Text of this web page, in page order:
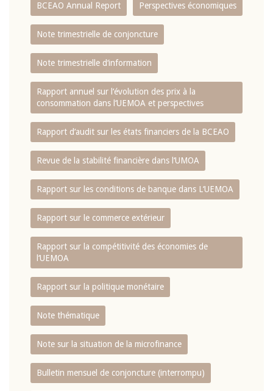
BCEAO Annual Report Perspectives économiques
Note trimestrielle de conjoncture
Note trimestrielle d‘information
Rapport annuel sur l‘évolution des prix à la
consommation dans l‘UEMOA et perspectives
Rapport d‘audit sur les états financiers de la BCEAO
Revue de la stabilité financière dans l‘UMOA
Rapport sur les conditions de banque dans L‘UEMOA
Rapport sur le commerce extérieur
Rapport sur la compétitivité des économies de
l‘UEMOA
Rapport sur la politique monétaire
Note thématique
Note sur la situation de la microfinance
Bulletin mensuel de conjoncture (interrompu)